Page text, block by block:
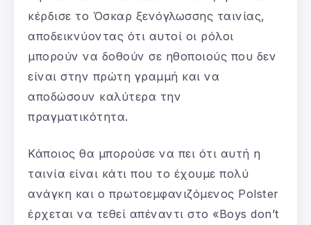
κέρδισε το Όσκαρ ξενόγλωσσης ταινίας,
αποδεικνύοντας ότι αυτοί οι ρόλοι
μπορούν να δοθούν σε ηθοποιούς που δεν
είναι στην πρώτη γραμμή και να
αποδώσουν καλύτερα την
πραγματικότητα.
Κάποιος θα μπορούσε να πει ότι αυτή η
ταινία είναι κάτι που το έχουμε πολύ
ανάγκη και ο πρωτοεμφανιζόμενος Polster
έρχεται να τεθεί απέναντι στο «Boys don’t